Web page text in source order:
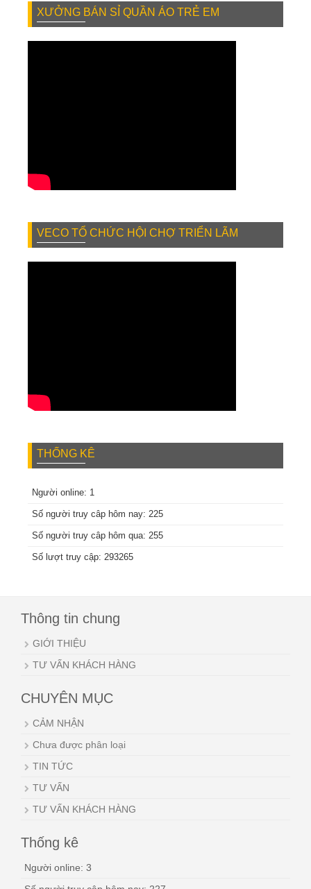
XƯỞNG BÁN SỈ QUẦN ÁO TRẺ EM
VECO TỔ CHỨC HỘI CHỢ TRIỂN LÃM
THỐNG KÊ
Người online: 1
Số người truy câp hôm nay: 225
Số người truy câp hôm qua: 255
Số lượt truy cập: 293265
Thông tin chung
GIỚI THIỆU
TƯ VẤN KHÁCH HÀNG
CHUYÊN MỤC
CẢM NHẬN
Chưa được phân loại
TIN TỨC
TƯ VẤN
TƯ VẤN KHÁCH HÀNG
Thống kê
Người online: 3